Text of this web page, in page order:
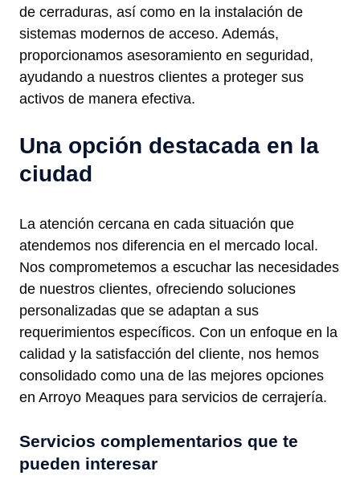
de cerraduras, así como en la instalación de
sistemas modernos de acceso. Además,
proporcionamos asesoramiento en seguridad,
ayudando a nuestros clientes a proteger sus
activos de manera efectiva.
Una opción destacada en la
ciudad
La atención cercana en cada situación que
atendemos nos diferencia en el mercado local.
Nos comprometemos a escuchar las necesidades
de nuestros clientes, ofreciendo soluciones
personalizadas que se adaptan a sus
requerimientos específicos. Con un enfoque en la
calidad y la satisfacción del cliente, nos hemos
consolidado como una de las mejores opciones
en Arroyo Meaques para servicios de cerrajería.
Servicios complementarios que te
pueden interesar